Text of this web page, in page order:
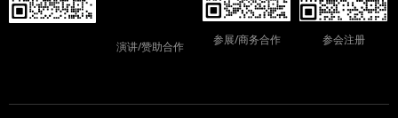
参展/商务合作 参会注册
演讲/赞助合作